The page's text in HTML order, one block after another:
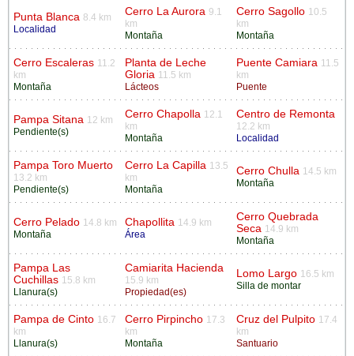
Punta Blanca 8.4 km
Localidad
Cerro La Aurora 9.1
km
Montaña
Cerro Sagollo 10.5
km
Montaña
Cerro Escaleras 11.2
km
Montaña
Planta de Leche
Gloria 11.5 km
Lácteos
Puente Camiara 11.5
km
Puente
Pampa Sitana 12 km
Pendiente(s)
Cerro Chapolla 12.1
km
Montaña
Centro de Remonta
12.2 km
Localidad
Pampa Toro Muerto
13.2 km
Pendiente(s)
Cerro La Capilla 13.5
km
Montaña
Cerro Chulla 14.5 km
Montaña
Cerro Pelado 14.8 km
Montaña
Chapollita 14.9 km
Área
Cerro Quebrada
Seca 14.9 km
Montaña
Pampa Las
Cuchillas 15.8 km
Llanura(s)
Camiarita Hacienda
15.9 km
Propiedad(es)
Lomo Largo 16.5 km
Silla de montar
Pampa de Cinto 16.7
km
Llanura(s)
Cerro Pirpincho 17.3
km
Montaña
Cruz del Pulpito 17.4
km
Santuario